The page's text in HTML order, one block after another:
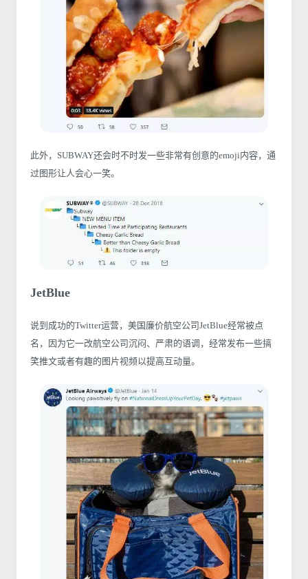
此外，SUBWAY还会时不时发一些非常有创意的emoji内容，通
过图形让人会心一笑。
JetBlue
说到成功的Twitter运营，美国廉价航空公司JetBlue经常被点
名，因为它一改航空公司沉闷、严肃的语调，经常发布一些搞
笑推文或者有趣的图片视频以提高互动量。